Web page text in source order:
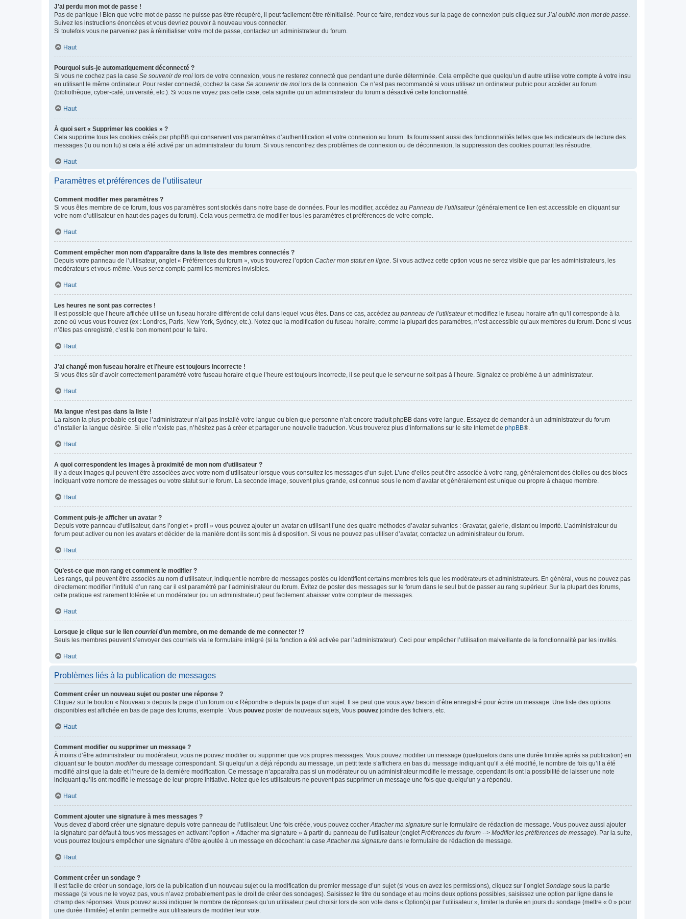
J’ai perdu mon mot de passe !
Pas de panique ! Bien que votre mot de passe ne puisse pas être récupéré, il peut facilement être réinitialisé. Pour ce faire, rendez vous sur la page de connexion puis cliquez sur J’ai oublié mon mot de passe.
Suivez les instructions énoncées et vous devriez pouvoir à nouveau vous connecter.
Si toutefois vous ne parveniez pas à réinitialiser votre mot de passe, contactez un administrateur du forum.
Haut
Pourquoi suis-je automatiquement déconnecté ?
Si vous ne cochez pas la case Se souvenir de moi lors de votre connexion, vous ne resterez connecté que pendant une durée déterminée. Cela empêche que quelqu’un d’autre utilise votre compte à votre insu
en utilisant le même ordinateur. Pour rester connecté, cochez la case Se souvenir de moi lors de la connexion. Ce n’est pas recommandé si vous utilisez un ordinateur public pour accéder au forum
(bibliothèque, cyber-café, université, etc.). Si vous ne voyez pas cette case, cela signifie qu’un administrateur du forum a désactivé cette fonctionnalité.
Haut
À quoi sert « Supprimer les cookies » ?
Cela supprime tous les cookies créés par phpBB qui conservent vos paramètres d’authentification et votre connexion au forum. Ils fournissent aussi des fonctionnalités telles que les indicateurs de lecture des
messages (lu ou non lu) si cela a été activé par un administrateur du forum. Si vous rencontrez des problèmes de connexion ou de déconnexion, la suppression des cookies pourrait les résoudre.
Haut
Paramètres et préférences de l’utilisateur
Comment modifier mes paramètres ?
Si vous êtes membre de ce forum, tous vos paramètres sont stockés dans notre base de données. Pour les modifier, accédez au Panneau de l’utilisateur(généralement ce lien est accessible en cliquant sur
votre nom d’utilisateur en haut des pages du forum). Cela vous permettra de modifier tous les paramètres et préférences de votre compte.
Haut
Comment empêcher mon nom d’apparaître dans la liste des membres connectés ?
Depuis votre panneau de l’utilisateur, onglet « Préférences du forum », vous trouverez l’option Cacher mon statut en ligne. Si vous activez cette option vous ne serez visible que par les administrateurs, les
modérateurs et vous-même. Vous serez compté parmi les membres invisibles.
Haut
Les heures ne sont pas correctes !
Il est possible que l’heure affichée utilise un fuseau horaire différent de celui dans lequel vous êtes. Dans ce cas, accédez au panneau de l’utilisateuret modifiez le fuseau horaire afin qu’il corresponde à la
zone où vous vous trouvez (ex : Londres, Paris, New York, Sydney, etc.). Notez que la modification du fuseau horaire, comme la plupart des paramètres, n’est accessible qu’aux membres du forum. Donc si vous
n’êtes pas enregistré, c’est le bon moment pour le faire.
Haut
J’ai changé mon fuseau horaire et l’heure est toujours incorrecte !
Si vous êtes sûr d’avoir correctement paramétré votre fuseau horaire et que l’heure est toujours incorrecte, il se peut que le serveur ne soit pas à l’heure. Signalez ce problème à un administrateur.
Haut
Ma langue n’est pas dans la liste !
La raison la plus probable est que l’administrateur n’ait pas installé votre langue ou bien que personne n’ait encore traduit phpBB dans votre langue. Essayez de demander à un administrateur du forum
d’installer la langue désirée. Si elle n’existe pas, n’hésitez pas à créer et partager une nouvelle traduction. Vous trouverez plus d’informations sur le site Internet de phpBB®.
Haut
A quoi correspondent les images à proximité de mon nom d’utilisateur ?
Il y a deux images qui peuvent être associées avec votre nom d’utilisateur lorsque vous consultez les messages d’un sujet. L’une d’elles peut être associée à votre rang, généralement des étoiles ou des blocs
indiquant votre nombre de messages ou votre statut sur le forum. La seconde image, souvent plus grande, est connue sous le nom d’avatar et généralement est unique ou propre à chaque membre.
Haut
Comment puis-je afficher un avatar ?
Depuis votre panneau d’utilisateur, dans l’onglet « profil » vous pouvez ajouter un avatar en utilisant l’une des quatre méthodes d’avatar suivantes : Gravatar, galerie, distant ou importé. L’administrateur du
forum peut activer ou non les avatars et décider de la manière dont ils sont mis à disposition. Si vous ne pouvez pas utiliser d’avatar, contactez un administrateur du forum.
Haut
Qu’est-ce que mon rang et comment le modifier ?
Les rangs, qui peuvent être associés au nom d’utilisateur, indiquent le nombre de messages postés ou identifient certains membres tels que les modérateurs et administrateurs. En général, vous ne pouvez pas
directement modifier l’intitulé d’un rang car il est paramétré par l’administrateur du forum. Évitez de poster des messages sur le forum dans le seul but de passer au rang supérieur. Sur la plupart des forums,
cette pratique est rarement tolérée et un modérateur (ou un administrateur) peut facilement abaisser votre compteur de messages.
Haut
Lorsque je clique sur le lien courrield’un membre, on me demande de me connecter !?
Seuls les membres peuvent s’envoyer des courriels via le formulaire intégré (si la fonction a été activée par l’administrateur). Ceci pour empêcher l’utilisation malveillante de la fonctionnalité par les invités.
Haut
Problèmes liés à la publication de messages
Comment créer un nouveau sujet ou poster une réponse ?
Cliquez sur le bouton « Nouveau » depuis la page d’un forum ou « Répondre » depuis la page d’un sujet. Il se peut que vous ayez besoin d’être enregistré pour écrire un message. Une liste des options
disponibles est affichée en bas de page des forums, exemple : Vous pouvez poster de nouveaux sujets, Vous pouvez joindre des fichiers, etc.
Haut
Comment modifier ou supprimer un message ?
À moins d’être administrateur ou modérateur, vous ne pouvez modifier ou supprimer que vos propres messages. Vous pouvez modifier un message (quelquefois dans une durée limitée après sa publication) en
cliquant sur le bouton modifierdu message correspondant. Si quelqu’un a déjà répondu au message, un petit texte s’affichera en bas du message indiquant qu’il a été modifié, le nombre de fois qu’il a été
modifié ainsi que la date et l’heure de la dernière modification. Ce message n’apparaîtra pas si un modérateur ou un administrateur modifie le message, cependant ils ont la possibilité de laisser une note
indiquant qu’ils ont modifié le message de leur propre initiative. Notez que les utilisateurs ne peuvent pas supprimer un message une fois que quelqu’un y a répondu.
Haut
Comment ajouter une signature à mes messages ?
Vous devez d’abord créer une signature depuis votre panneau de l’utilisateur. Une fois créée, vous pouvez cocherAttacher ma signature sur le formulaire de rédaction de message. Vous pouvez aussi ajouter
la signature par défaut à tous vos messages en activant l’option « Attacher ma signature » à partir du panneau de l’utilisateur (ongletPréférences du forum --> Modifier les préférences de message). Par la suite,
vous pourrez toujours empêcher une signature d’être ajoutée à un message en décochant la caseAttacher ma signature dans le formulaire de rédaction de message.
Haut
Comment créer un sondage ?
Il est facile de créer un sondage, lors de la publication d’un nouveau sujet ou la modification du premier message d’un sujet (si vous en avez les permissions), cliquez sur l’ongletSondage sous la partie
message (si vous ne le voyez pas, vous n’avez probablement pas le droit de créer des sondages). Saisissez le titre du sondage et au moins deux options possibles, saisissez une option par ligne dans le
champ des réponses. Vous pouvez aussi indiquer le nombre de réponses qu’un utilisateur peut choisir lors de son vote dans « Option(s) par l’utilisateur », limiter la durée en jours du sondage (mettre « 0 » pour
une durée illimitée) et enfin permettre aux utilisateurs de modifier leur vote.